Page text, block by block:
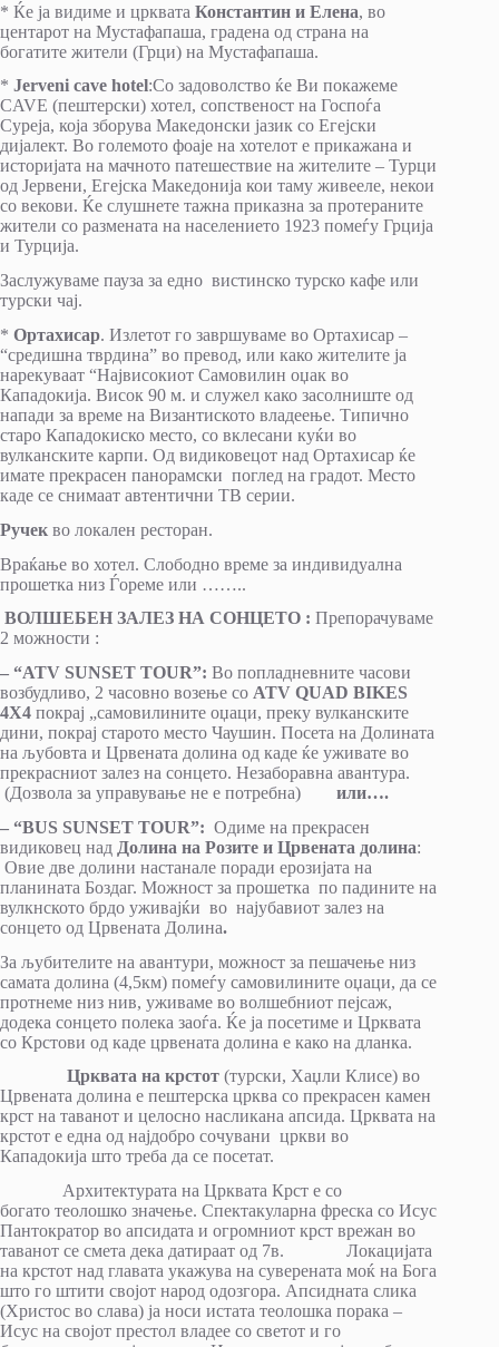
* Ќе ја видиме и црквата Константин и Елена, во
центарот на Мустафапаша, градена од страна на
богатите жители (Грци) на Мустафапаша.
* Јerveni cave hotel:Со задоволство ќе Ви покажеме
CAVE (пештерски) хотел, сопственост на Госпоѓа
Суреја, која зборува Македонски јазик со Егејски
дијалект. Во големото фоаје на хотелот е прикажана и
историјата на мачното патешествие на жителите – Турци
од Јервени, Егејска Македонија кои таму живееле, некои
со векови. Ќе слушнете тажна приказна за протераните
жители со размената на населението 1923 помеѓу Грција
и Турција.
Заслужуваме пауза за едно вистинско турско кафе или
турски чај.
* Ортахисар. Излетот го завршуваме во Ортахисар –
“средишна тврдина” во превод, или како жителите ја
нарекуваат “Највисокиот Самовилин оџак во
Кападокија. Висок 90 м. и служел како засолниште од
напади за време на Византиското владеење. Типично
старо Кападокиско место, со вклесани куќи во
вулканските карпи. Од видиковецот над Ортахисар ќе
имате прекрасен панорамски поглед на градот. Место
каде се снимаат автентични ТВ серии.
Ручек во локален ресторан.
Враќање во хотел. Слободно време за индивидуална
прошетка низ Ѓореме или ……..
ВОЛШЕБЕН ЗАЛЕЗ НА СОНЦЕТО : Препорачуваме
2 можности :
– “ATV SUNSET TOUR”: Во попладневните часови
возбудливо, 2 часовно возење со ATV QUAD BIKES
4X4 покрај „самовилините оџаци, преку вулканските
дини, покрај старото место Чаушин. Посета на Долината
на љубовта и Црвената долина од каде ќе уживате во
прекрасниот залез на сонцето. Незаборавна авантура.
(Дозвола за управување не е потребна) или….
– “BUS SUNSET TOUR”: Одиме на прекрасен
видиковец над Долина на Розите и Црвената долина:
Овие две долини настанале поради ерозијата на
планината Боздаг. Можност за прошетка по падините на
вулкнското брдо уживајќи во најубавиот залез на
сонцето од Црвената Долина.
За љубителите на авантури, можност за пешачење низ
самата долина (4,5км) помеѓу самовилините оџаци, да се
протнеме низ нив, уживаме во волшебниот пејсаж,
додека сонцето полека заоѓа. Ќе ја посетиме и Црквата
со Крстови од каде црвената долина е како на дланка.
Црквата на крстот (турски, Хаџли Клисе) во
Црвената долина е пештерска црква со прекрасен камен
крст на таванот и целосно насликана апсида. Црквата на
крстот е една од најдобро сочувани цркви во
Кападокија што треба да се посетат.
Архитектурата на Црквата Крст е со
богато теолошко значење. Спектакуларна фреска со Исус
Пантократор во апсидата и огромниот крст врежан во
таванот се смета дека датираат од 7в. Локацијата
на крстот над главата укажува на суверената моќ на Бога
што го штити својот народ одозгора. Апсидната слика
(Христос во слава) ја носи истата теолошка порака –
Исус на својот престол владее со светот и го